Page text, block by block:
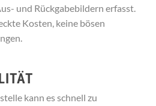
und Rückgabebildern erfasst.
Kosten, keine bösen
kann es schnell zu